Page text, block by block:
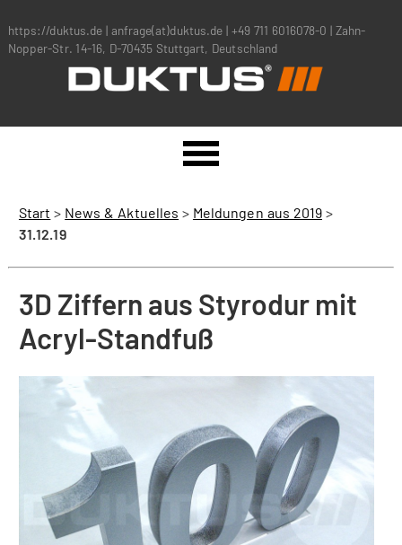
https://duktus.de | anfrage(at)duktus.de | +49 711 6016078-0 | Zahn-
Nopper-Str. 14-16, D-70435 Stuttgart, Deutschland
Start > News & Aktuelles > Meldungen aus 2019>
31.12.19
3D Ziffern aus Styrodur mit
Acryl-Standfuß